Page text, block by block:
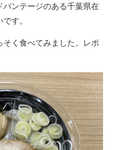
ンテージのある千葉県在
す。
く食べてみました。レポ